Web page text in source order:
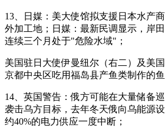
13、日媒：美大使馆拟支援日本水产
外加工地；日媒：最新民调显示，岸
连续三个月处于"危险水域"；
美国驻日大使伊曼纽尔（右二）及美
京都中央区吃用福岛县产鱼类制作的
14、英国警告：俄方可能在大量储备
袭击乌方目标，去年冬天俄向乌能源
约40%的电力供应一度中断；